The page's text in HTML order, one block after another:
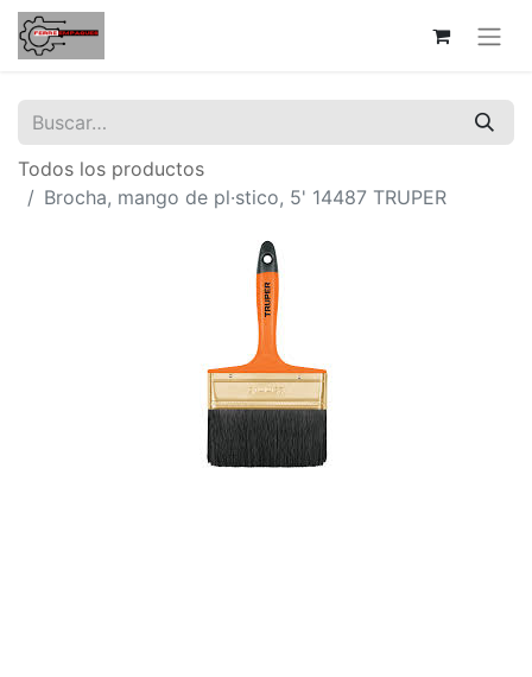
Todos los productos
Brocha, mango de pl·stico, 5' 14487 TRUPER